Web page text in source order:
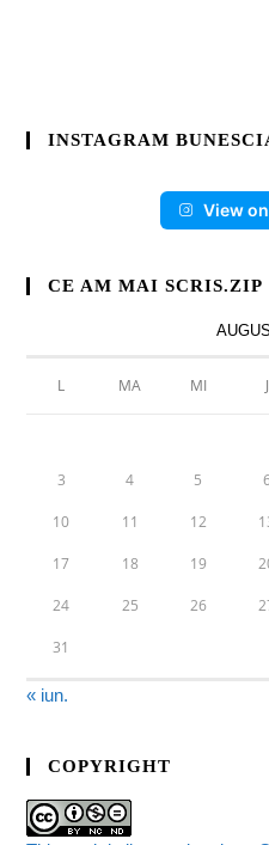
INSTAGRAM
View
CE AM MAI SCRIS.ZIP
L MA MI J
3 4 5
10 11 12
17 18 19
24 25 26
31
« iun.
COPYRIGHT